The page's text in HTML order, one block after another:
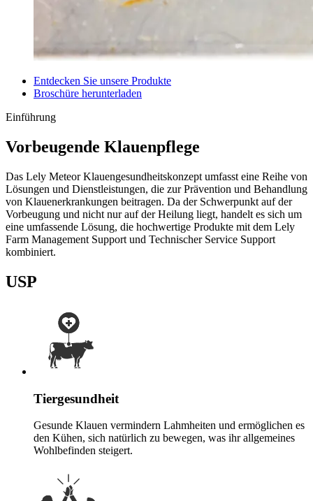
Entdecken Sie unsere Produkte
Broschüre herunterladen
Einführung
Vorbeugende Klauenpflege
Das Lely Meteor Klauengesundheitskonzept umfasst eine Reihe von
Lösungen und Dienstleistungen, die zur Prävention und Behandlung
von Klauenerkrankungen beitragen. Da der Schwerpunkt auf der
Vorbeugung und nicht nur auf der Heilung liegt, handelt es sich um
eine umfassende Lösung, die hochwertige Produkte mit dem Lely
Farm Management Support und Technischer Service Support
kombiniert.
USP
Tiergesundheit
Gesunde Klauen vermindern Lahmheiten und ermöglichen es
den Kühen, sich natürlich zu bewegen, was ihr allgemeines
Wohlbefinden steigert.